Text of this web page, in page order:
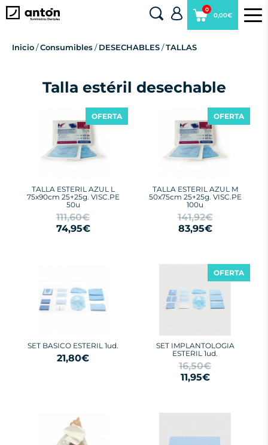
0,00€
0
Inicio/Consumibles/DESECHABLES/TALLAS
Talla estéril desechable
TALLA ESTERIL AZUL L
75x90cm 25+25g. VISC.PE
50u
111,60€
74,95€
OFERTA
TALLA ESTERIL AZUL M
50x75cm 25+25g. VISC.PE
100u
141,92€
83,95€
OFERTA
SET BASICO ESTERIL 1ud.
21,80€
SET IMPLANTOLOGIA
ESTERIL 1ud.
16,50€
11,95€
OFERTA